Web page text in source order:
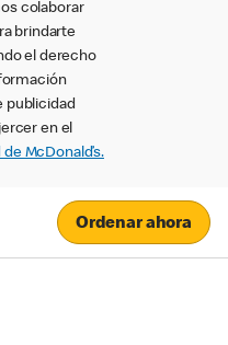
colaborar
brindarte
el derecho
publicidad
en el
McDonald’s.
Ordenar ahora